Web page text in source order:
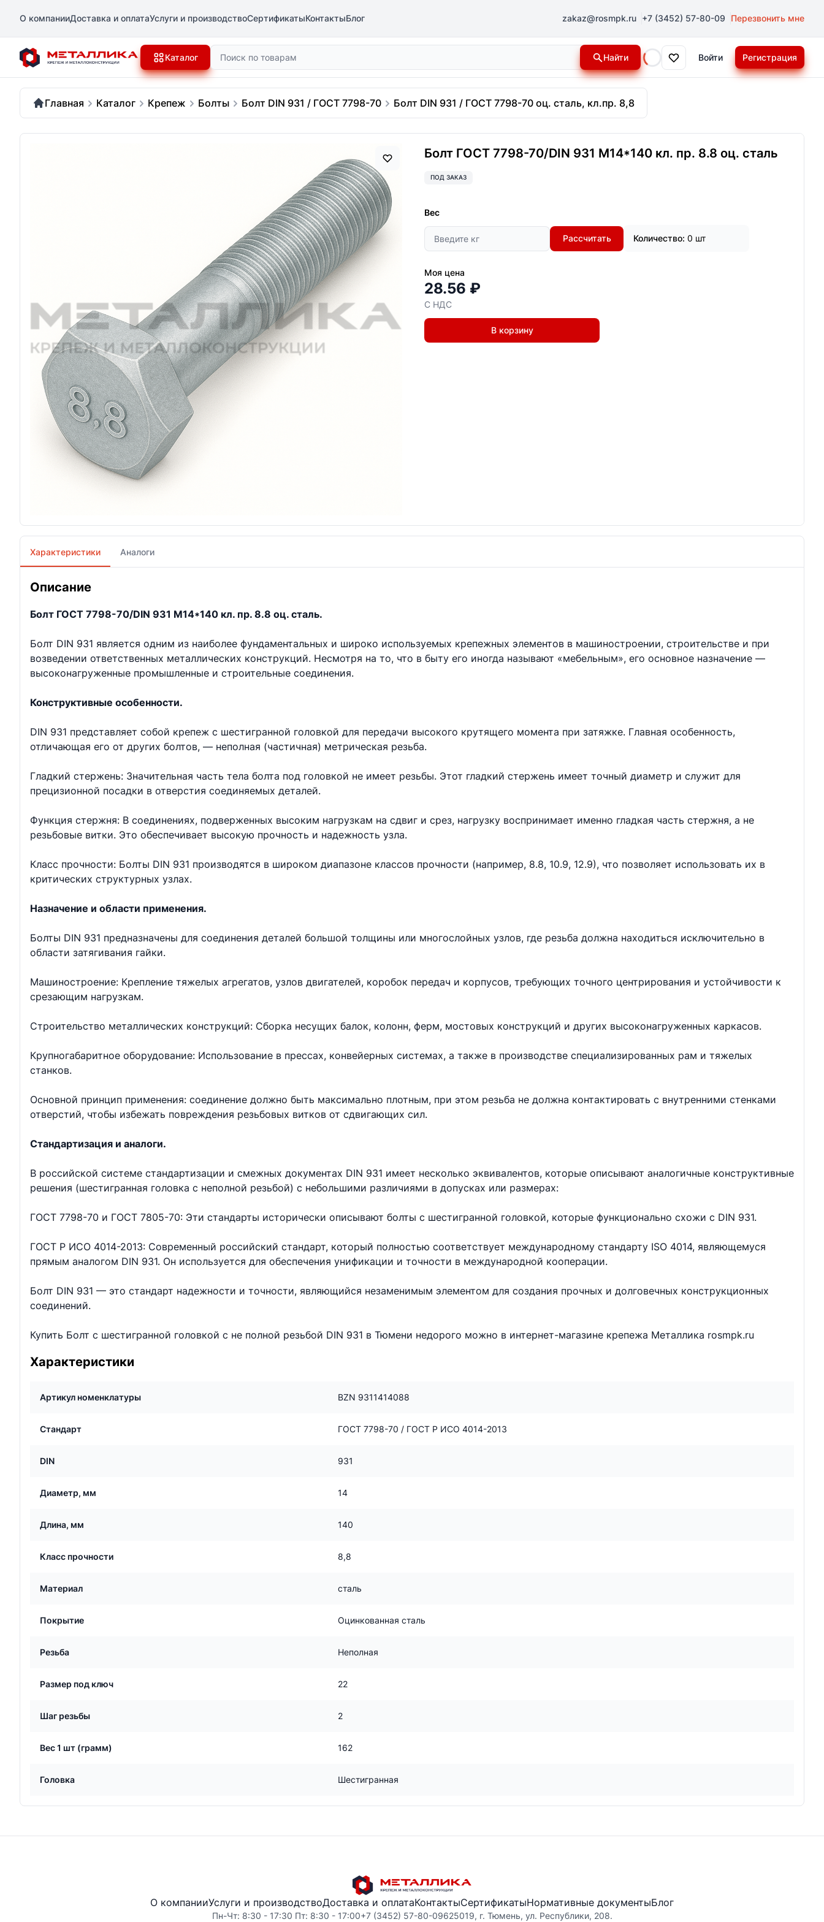
О компанииДоставка и оплатаУслуги и производствоСертификатыКонтактыБлог zakaz@rosmpk.ru +7 (3452) 57-80-09 Перезвонить мне
Каталог Поиск Найти
Loading...
Войти Регистрация
Главная Каталог Крепеж Болты Болт DIN 931 / ГОСТ 7798-70 Болт DIN 931 / ГОСТ 7798-70 оц. сталь, кл.пр. 8,8
Болт ГОСТ 7798-70/DIN 931 М14*140 кл. пр. 8.8 оц. сталь
ПОД ЗАКАЗ
Вес
Рассчитать Количество: 0 шт
Моя цена
28.56 ₽
С НДС
В корзину
Характеристики Аналоги
Описание
Болт ГОСТ 7798-70/DIN 931 М14*140 кл. пр. 8.8 оц. сталь.
Болт DIN 931 является одним из наиболее фундаментальных и широко используемых крепежных элементов в машиностроении, строительстве и при
возведении ответственных металлических конструкций. Несмотря на то, что в быту его иногда называют «мебельным», его основное назначение —
высоконагруженные промышленные и строительные соединения.
Конструктивные особенности.
DIN 931 представляет собой крепеж с шестигранной головкой для передачи высокого крутящего момента при затяжке. Главная особенность,
отличающая его от других болтов, — неполная (частичная) метрическая резьба.
Гладкий стержень: Значительная часть тела болта под головкой не имеет резьбы. Этот гладкий стержень имеет точный диаметр и служит для
прецизионной посадки в отверстия соединяемых деталей.
Функция стержня: В соединениях, подверженных высоким нагрузкам на сдвиг и срез, нагрузку воспринимает именно гладкая часть стержня, а не
резьбовые витки. Это обеспечивает высокую прочность и надежность узла.
Класс прочности: Болты DIN 931 производятся в широком диапазоне классов прочности (например, 8.8, 10.9, 12.9), что позволяет использовать их в
критических структурных узлах.
Назначение и области применения.
Болты DIN 931 предназначены для соединения деталей большой толщины или многослойных узлов, где резьба должна находиться исключительно в
области затягивания гайки.
Машиностроение: Крепление тяжелых агрегатов, узлов двигателей, коробок передач и корпусов, требующих точного центрирования и устойчивости к
срезающим нагрузкам.
Строительство металлических конструкций: Сборка несущих балок, колонн, ферм, мостовых конструкций и других высоконагруженных каркасов.
Крупногабаритное оборудование: Использование в прессах, конвейерных системах, а также в производстве специализированных рам и тяжелых
станков.
Основной принцип применения: соединение должно быть максимально плотным, при этом резьба не должна контактировать с внутренними стенками
отверстий, чтобы избежать повреждения резьбовых витков от сдвигающих сил.
Стандартизация и аналоги.
В российской системе стандартизации и смежных документах DIN 931 имеет несколько эквивалентов, которые описывают аналогичные конструктивные
решения (шестигранная головка с неполной резьбой) с небольшими различиями в допусках или размерах:
ГОСТ 7798-70 и ГОСТ 7805-70: Эти стандарты исторически описывают болты с шестигранной головкой, которые функционально схожи с DIN 931.
ГОСТ Р ИСО 4014-2013: Современный российский стандарт, который полностью соответствует международному стандарту ISO 4014, являющемуся
прямым аналогом DIN 931. Он используется для обеспечения унификации и точности в международной кооперации.
Болт DIN 931 — это стандарт надежности и точности, являющийся незаменимым элементом для создания прочных и долговечных конструкционных
соединений.
Купить Болт с шестигранной головкой с не полной резьбой DIN 931 в Тюмени недорого можно в интернет-магазине крепежа Металлика rosmpk.ru
Характеристики
Артикул номенклатуры BZN 9311414088
Стандарт ГОСТ 7798-70 / ГОСТ Р ИСО 4014-2013
DIN 931
Диаметр, мм 14
Длина, мм 140
Класс прочности 8,8
Материал сталь
Покрытие Оцинкованная сталь
Резьба Неполная
Размер под ключ 22
Шаг резьбы 2
Вес 1 шт (грамм) 162
Головка Шестигранная
О компанииУслуги и производствоДоставка и оплатаКонтактыСертификатыНормативные документыБлог
Пн-Чт: 8:30 - 17:30 Пт: 8:30 - 17:00+7 (3452) 57-80-09625019, г. Тюмень, ул. Республики, 208.